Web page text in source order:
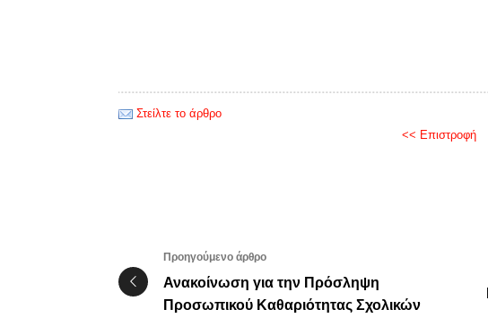
Στείλτε το άρθρο
<< Επιστροφή
Προηγούμενο άρθρο
Ανακοίνωση για την Πρόσληψη
Προσωπικού Καθαριότητας Σχολικών